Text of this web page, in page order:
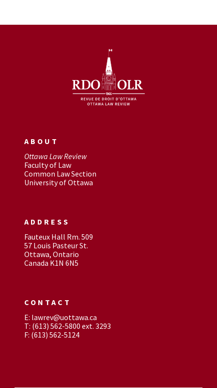
ABOUT
Ottawa Law Review
Faculty of Law
Common Law Section
University of Ottawa
ADDRESS
Fauteux Hall Rm. 509
57 Louis Pasteur St.
Ottawa, Ontario
Canada K1N 6N5
CONTACT
E: lawrev@uottawa.ca
T: (613) 562-5800 ext. 3293
F: (613) 562-5124